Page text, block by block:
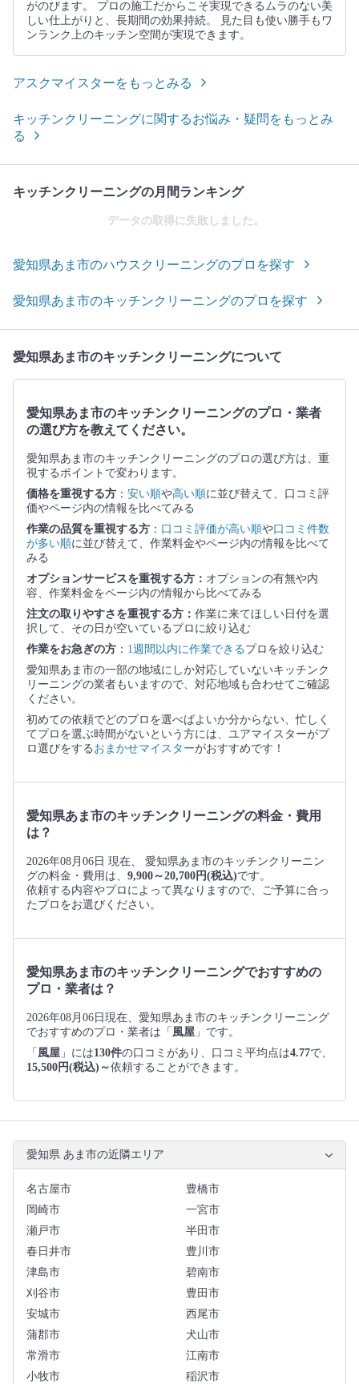
がのびます。 プロの施工だからこそ実現できるムラのない美
しい仕上がりと、長期間の効果持続。 見た目も使い勝手もワ
ンランク上のキッチン空間が実現できます。
アスクマイスターをもっとみる
キッチンクリーニングに関するお悩み・疑問をもっとみ
る
キッチンクリーニングの月間ランキング
データの取得に失敗しました。
愛知県あま市のハウスクリーニングのプロを探す
愛知県あま市のキッチンクリーニングのプロを探す
愛知県あま市のキッチンクリーニングについて
愛知県あま市のキッチンクリーニングのプロ・業者
の選び方を教えてください。
愛知県あま市のキッチンクリーニングのプロの選び方は、重
視するポイントで変わります。
価格を重視する方 ： 安い順や高い順に並び替えて、口コミ評
価やページ内の情報を比べてみる
作業の品質を重視する方 ： 口コミ評価が高い順や口コミ件数
が多い順に並び替えて、作業料金やページ内の情報を比べて
みる
オプションサービスを重視する方： オプションの有無や内
容、作業料金をページ内の情報から比べてみる
注文の取りやすさを重視する方： 作業に来てほしい日付を選
択して、その日が空いているプロに絞り込む
作業をお急ぎの方 ： 1週間以内に作業できるプロを絞り込む
愛知県あま市の一部の地域にしか対応していないキッチンク
リーニングの業者もいますので、対応地域も合わせてご確認
ください。
初めての依頼でどのプロを選べばよいか分からない、忙しく
てプロを選ぶ時間がないという方には、ユアマイスターがプ
ロ選びをする おまかせマイスターがおすすめです！
愛知県あま市のキッチンクリーニングの料金・費用
は？
2026年08月06日 現在、 愛知県あま市のキッチンクリーニン
グの料金・費用は、 9,900～20,700円(税込)です。
依頼する内容やプロによって異なりますので、ご予算に合っ
たプロをお選びください。
愛知県あま市のキッチンクリーニングでおすすめの
プロ・業者は？
2026年08月06日現在、愛知県あま市のキッチンクリーニング
でおすすめのプロ・業者は「 風屋 」です。
「 風屋 」には130件の口コミがあり、口コミ平均点は4.77で、
15,500円(税込)～依頼することができます。
愛知県 あま市の近隣エリア
名古屋市
豊橋市
岡崎市
一宮市
瀬戸市
半田市
春日井市
豊川市
津島市
碧南市
刈谷市
豊田市
安城市
西尾市
蒲郡市
犬山市
常滑市
江南市
小牧市
稲沢市